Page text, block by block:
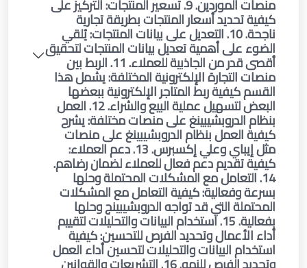
منصات الموردين. 9. تسعير المنتجات: التركيز على
كيفية تحديد أسعار المنتجات بطريقة تجارية
ناجحة. 10. التعديل على بيانات المنتجات: يُلقي
الضوء على أهمية تعديل بيانات المنتجات لتحقيق
أقصى قدر من الجاذبية للعملاء. 11. الربط بين
منصات التجارة الإلكترونية المختلفة: يشمل هذا
القسم كيفية ربط المتاجر الإلكترونية ببعضها
البعض لتسهيل عملية البيع والشراء. 12. العمل
بنظام الدروبشيبينغ على منصات مختلفة: يشرح
كيفية العمل بنظام الدروبشيبينغ على منصات
مثل إيباي وعلي إكسبرس. 13. دعم العملاء:
كيفية تقديم دعم فعال للعملاء لضمان رضاهم.
14. التعامل مع المشكلات المحتملة وحلها
بسرعة وفعالية: كيفية التعامل مع المشكلات
المحتملة التي قد تواجه الدروبشيبينج وحلها
بفعالية. 15. استخدام البيانات والتحليلات لتقييم
أداء الأعمال وتحديد الفرص للتحسين: كيفية
استخدام البيانات والتحليلات لتحسين أداء العمل